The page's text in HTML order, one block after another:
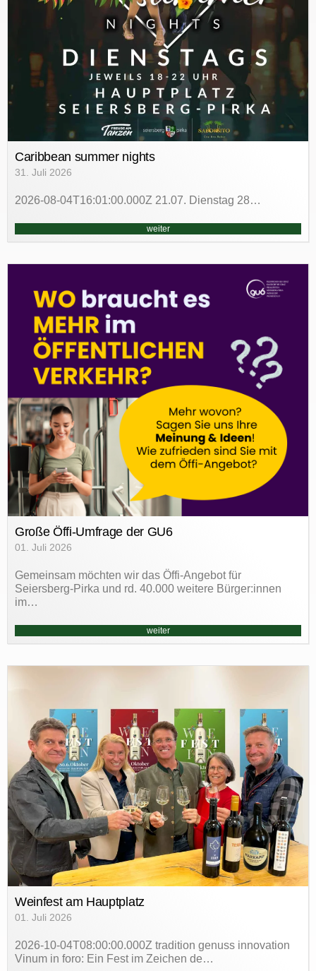
Caribbean summer nights
31. Juli 2026
2026-08-04T16:01:00.000Z 21.07. Dienstag 28…
weiter
Große Öffi-Umfrage der GU6
01. Juli 2026
Gemeinsam möchten wir das Öffi-Angebot für
Seiersberg-Pirka und rd. 40.000 weitere Bürger:innen
im…
weiter
Weinfest am Hauptplatz
01. Juli 2026
2026-10-04T08:00:00.000Z tradition genuss innovation
Vinum in foro: Ein Fest im Zeichen de…